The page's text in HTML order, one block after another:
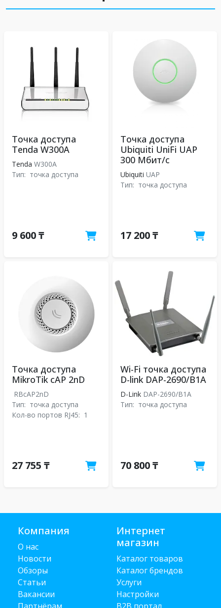
Точка доступа
Tenda W300A
Tenda W300A
Тип: точка доступа
9 600 ₸
Точка доступа
Ubiquiti UniFi UAP
300 Мбит/с
Ubiquiti UAP
Тип: точка доступа
17 200 ₸
Точка доступа
MikroTik cAP 2nD
RBcAP2nD
Тип: точка доступа
Кол-во портов RJ45: 1
27 755 ₸
Wi-Fi точка доступа
D-link DAP-2690/B1A
D-Link DAP-2690/B1A
Тип: точка доступа
70 800 ₸
Компания
О нас
Новости
Обзоры
Статьи
Вакансии
Интернет
магазин
Каталог товаров
Каталог брендов
Услуги
Настройки